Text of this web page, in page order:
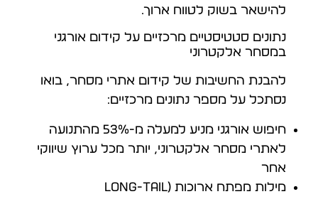
להישאר בשוק לטווח ארוך.
נתונים סטטיסטיים מרכזיים על קידום אורגני
במסחר אלקטרוני
להבנת החשיבות של קידום אתרי מסחר, בואו
נסתכל על מספר נתונים מרכזיים:
חיפוש אורגני מניע למעלה מ-53% מהתנועה
לאתרי מסחר אלקטרוני, יותר מכל ערוץ שיווקי
אחר
מילות מפתח ארוכות (Long-tail